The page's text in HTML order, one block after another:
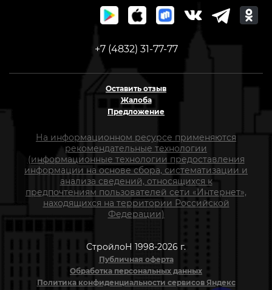
+7 (4832) 31-77-77
Оставить отзыв
Жалоба
Предложение
На информационном ресурсе применяются
рекомендательные технологии
(информационные технологии предоставления
информации на основе сбора, систематизации и
анализа сведений, относящихся к
предпочтениям пользователей сети «Интернет»,
находящихся на территории Российской
Федерации)
СтройлоН 1998-2026 г.
Публичная оферта
Обработка персональных данных
Политика конфиденциальности сервисов Яндекс